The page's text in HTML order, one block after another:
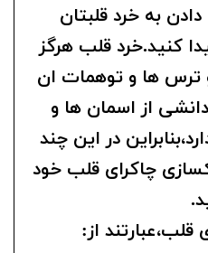
به خرد قلبتان
کنید.خرد قلب هرگز
ترس ها و توهمات ان
از اسمان ها و
در این چند
چاکرای قلب خود
از: